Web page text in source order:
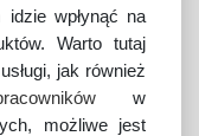
wpłynąć na
Warto tutaj
jak również
w
możliwe jest